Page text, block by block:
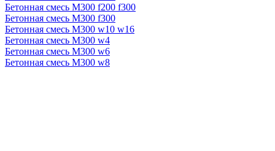
Бетонная смесь М300 f200 f300
Бетонная смесь М300 f300
Бетонная смесь М300 w10 w16
Бетонная смесь М300 w4
Бетонная смесь М300 w6
Бетонная смесь М300 w8